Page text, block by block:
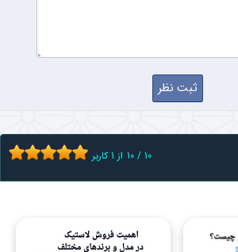
10 / 10 از 1کاربر